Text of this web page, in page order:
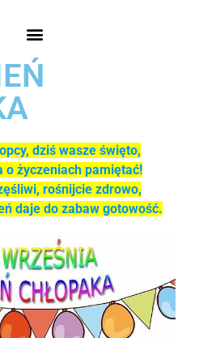
dziś wasze święto,
o życzeniach pamiętać!
rośnijcie zdrowo,
daje do zabaw gotowość.